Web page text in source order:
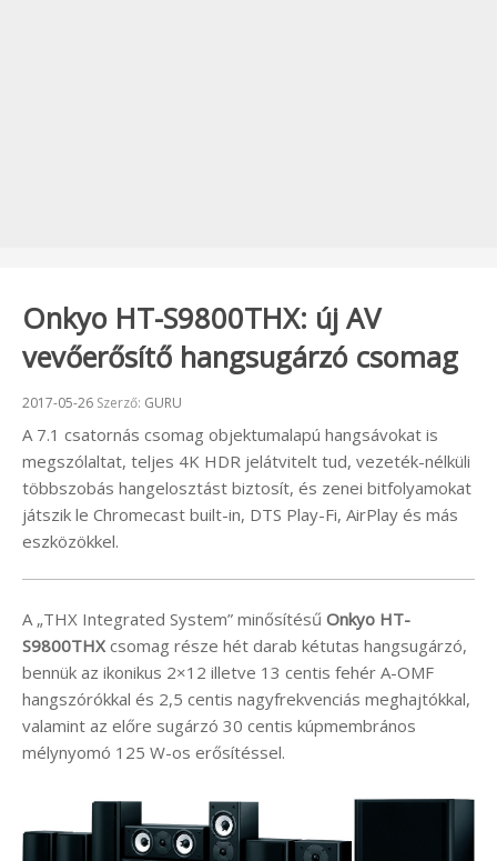
Onkyo HT-S9800THX: új AV
vevőerősítő hangsugárzó csomag
Beküldve:
2017-05-26 Szerző: GURU
A 7.1 csatornás csomag objektumalapú hangsávokat is
megszólaltat, teljes 4K HDR jelátvitelt tud, vezeték-nélküli
többszobás hangelosztást biztosít, és zenei bitfolyamokat
játszik le Chromecast built-in, DTS Play-Fi, AirPlay és más
eszközökkel.
A „THX Integrated System” minősítésű Onkyo HT-
S9800THX csomag része hét darab kétutas hangsugárzó,
bennük az ikonikus 2×12 illetve 13 centis fehér A-OMF
hangszórókkal és 2,5 centis nagyfrekvenciás meghajtókkal,
valamint az előre sugárzó 30 centis kúpmembrános
mélynyomó 125 W-os erősítéssel.